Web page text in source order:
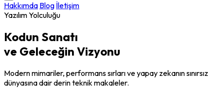
Hakkımda Blog İletişim
Yazılım Yolculuğu
Kodun Sanatı
ve Geleceğin Vizyonu
Modern mimariler, performans sırları ve yapay zekanın sınırsız
dünyasına dair derin teknik makaleler.